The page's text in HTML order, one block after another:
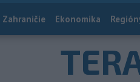
Zahraničie Ekonomika